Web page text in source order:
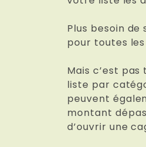
Plus besoin
pour toutes
Mais c’est
liste par
peuvent
montant
d’ouvrir une